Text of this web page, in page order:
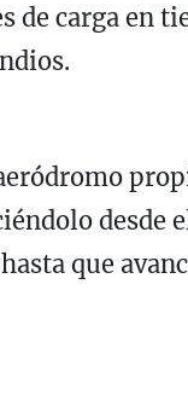
de carga en
desde el
que